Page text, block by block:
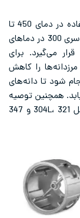
این نوع خوردگی اغلب در پمپ استیل مورد استفاده در دمای 450 تا
900 درجه سانتی‌گراد رخ می‌دهد. استنلس استیل سری 300 در دماهای
می‌گیرد. برای
را کاهش
شود تا دانه‌های
همچنین توصیه
می‌شود از گریدهای کم کربن استفاده شود. استیل 304L، 321 و 347